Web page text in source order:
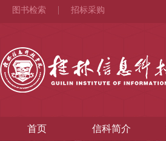
图书检索 招标采购
首页 信科简介